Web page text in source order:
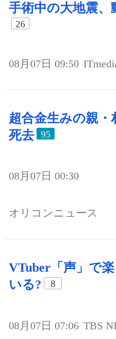
手術中の大地震、
26
08月07日 09:50
超合金生みの親・
死去
95
08月07日 00:30
オリコンニュース
VTuber「声」で
いる?
8
08月07日 07:06 TBS